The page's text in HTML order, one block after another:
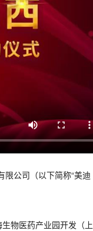
限公司（以下简称“美迪
物医药产业园开发（上